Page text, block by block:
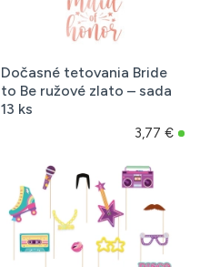
Dočasné tetovania Bride
to Be ružové zlato – sada
13 ks
3,77 €